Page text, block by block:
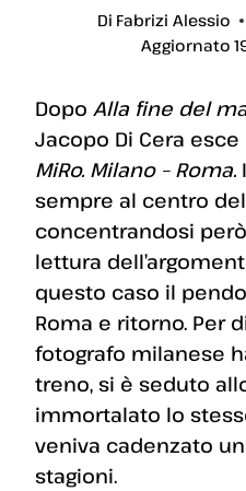
Di Fabrizi Alessio
Aggiornato
Dopo Alla fine del
Jacopo Di Cera
MiRo. Milano – Roma.
sempre al centro
concentrandosi
lettura
questo caso il
Roma e ritorno. Per
fotografo milanese
treno, si è seduto
immortalato lo
veniva cadenzato
stagioni.